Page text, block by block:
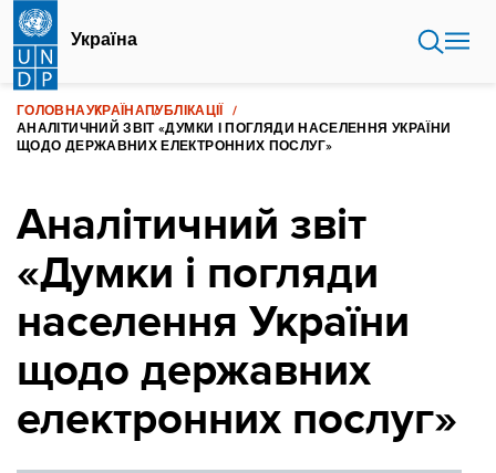
Перейти
основного
вмісту
Україна
ГОЛОВНАУКРАЇНАПУБЛІКАЦІЇ
АНАЛІТИЧНИЙ ЗВІТ «ДУМКИ І ПОГЛЯДИ НАСЕЛЕННЯ УКРАЇНИ
ЩОДО ДЕРЖАВНИХ ЕЛЕКТРОННИХ ПОСЛУГ»
Аналітичний звіт
«Думки і погляди
населення України
щодо державних
електронних послуг»